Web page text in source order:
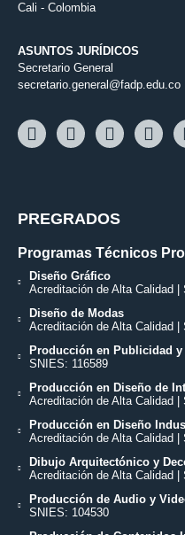
Cali - Colombia
ASUNTOS JURÍDICOS
Secretario General
secretario.general@fadp.edu.co
PREGRADOS
Programas Técnicos
Diseño Gráfico
Acreditación de Alta Calidad |
Diseño de Modas
Acreditación de Alta Calidad |
Producción en Publicidad
SNIES: 116589
Producción en Diseño de
Acreditación de Alta Calidad |
Producción en Diseño
Acreditación de Alta Calidad |
Dibujo Arquitectónico y
Acreditación de Alta Calidad |
Producción de Audio y
SNIES: 104530